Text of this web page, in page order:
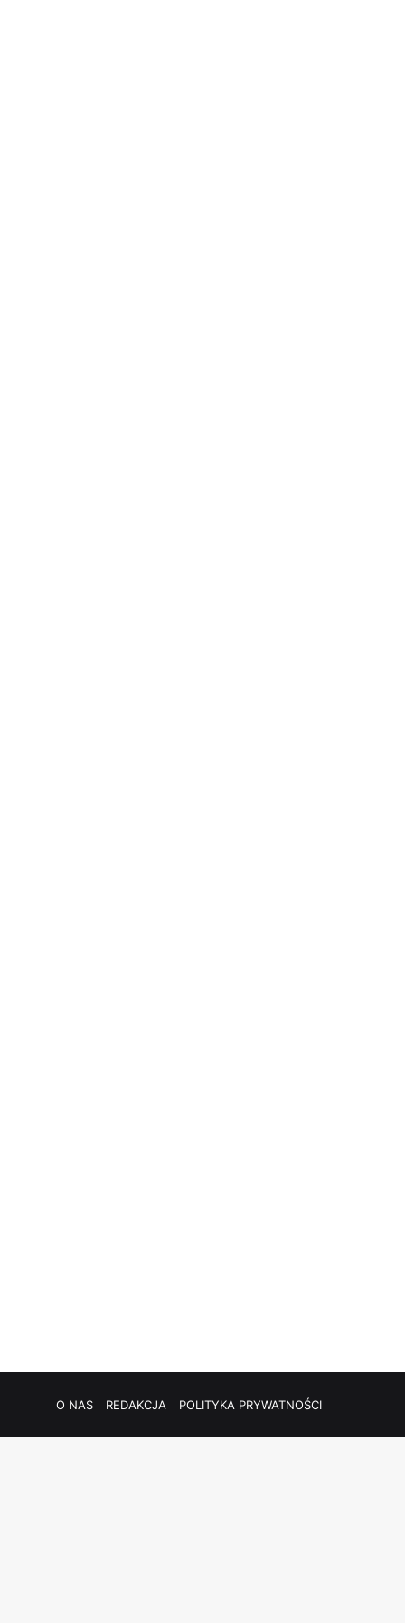
O NAS REDAKCJA POLITYKA PRYWATNOŚCI